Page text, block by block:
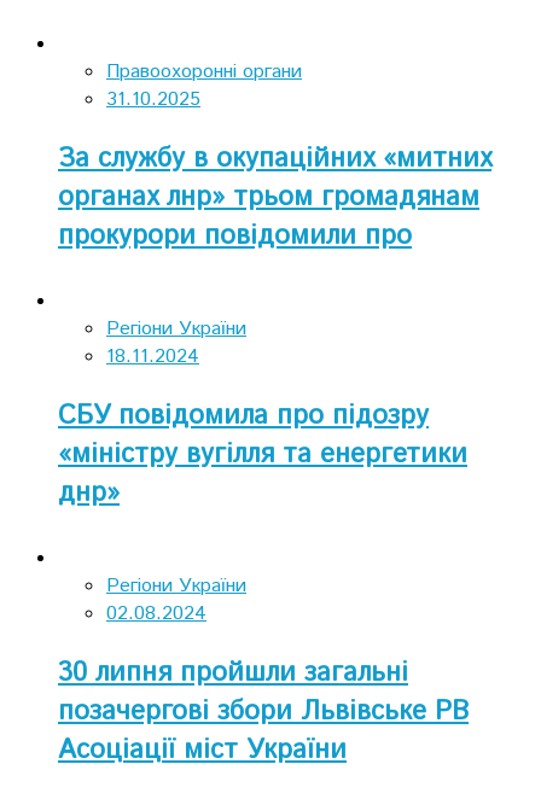
Правоохоронні органи
31.10.2025
За службу в окупаційних «митних
органах лнр» трьом громадянам
прокурори повідомили про
Регіони України
18.11.2024
СБУ повідомила про підозру
«міністру вугілля та енергетики
днр»
Регіони України
02.08.2024
30 липня пройшли загальні
позачергові збори Львівське РВ
Асоціації міст України